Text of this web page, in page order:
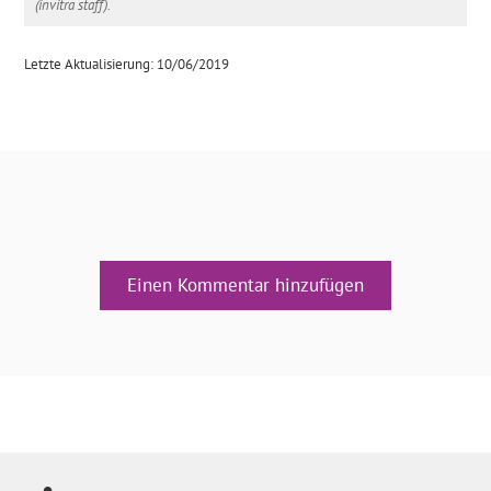
(invitra staff).
Letzte Aktualisierung: 10/06/2019
Einen Kommentar hinzufügen